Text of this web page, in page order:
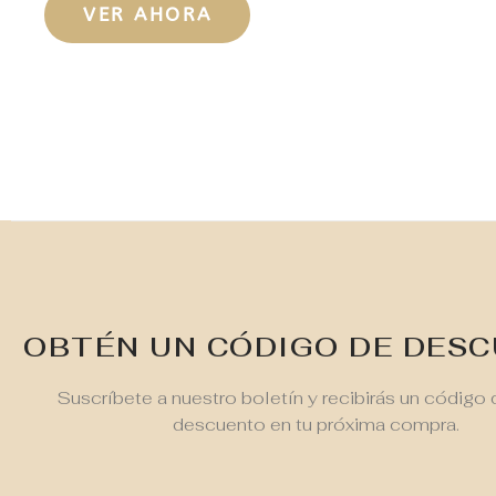
VER AHORA
OBTÉN UN CÓDIGO DE
Suscríbete a nuestro boletín y recibirás un código
descuento en tu próxima compra.